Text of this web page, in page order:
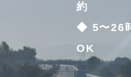
約
◆ 5〜26
OK